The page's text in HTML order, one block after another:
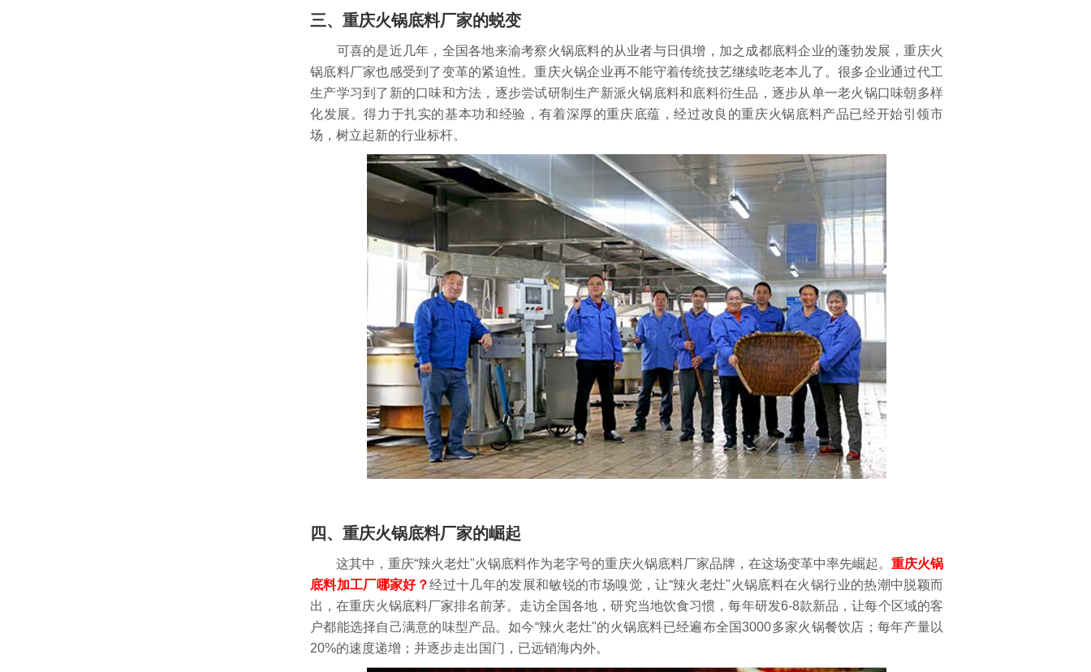
三、重庆火锅底料厂家的蜕变
可喜的是近几年，全国各地来渝考察火锅底料的从业者与日俱增，加之成都底料企业的蓬勃发展，重庆火
锅底料厂家也感受到了变革的紧迫性。重庆火锅企业再不能守着传统技艺继续吃老本儿了。很多企业通过代工
生产学习到了新的口味和方法，逐步尝试研制生产新派火锅底料和底料衍生品，逐步从单一老火锅口味朝多样
化发展。得力于扎实的基本功和经验，有着深厚的重庆底蕴，经过改良的重庆火锅底料产品已经开始引领市
场，树立起新的行业标杆。
四、重庆火锅底料厂家的崛起
这其中，重庆“辣火老灶"火锅底料作为老字号的重庆火锅底料厂家品牌，在这场变革中率先崛起。 重庆火锅
底料加工厂哪家好？经过十几年的发展和敏锐的市场嗅觉，让“辣火老灶"火锅底料在火锅行业的热潮中脱颖而
出，在重庆火锅底料厂家排名前茅。走访全国各地，研究当地饮食习惯，每年研发6-8款新品，让每个区域的客
户都能选择自己满意的味型产品。如今“辣火老灶"的火锅底料已经遍布全国3000多家火锅餐饮店；每年产量以
20%的速度递增；并逐步走出国门，已远销海内外。